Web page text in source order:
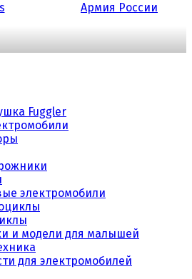
Армия России
Fuggler
электромобили
и модели для малышей
для электромобилей